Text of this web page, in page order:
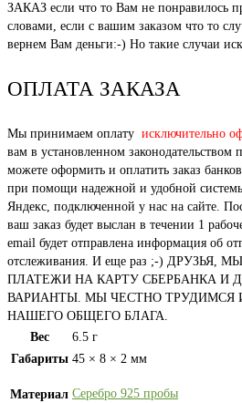
ЗАКАЗ если что то Вам не понравилось
словами, если с вашим заказом что то
вернем Вам деньги:-) Но такие случаи
ОПЛАТА ЗАКАЗА
Мы принимаем оплату исключительно
вам в установленном законодательством
можете оформить и оплатить заказ
при помощи надежной и удобной
Яндекс, подключенной у нас на сайте.
ваш заказ будет выслан в течении 1
email будет отправлена информация об
отслеживания. И еще раз ;-)
ПЛАТЕЖИ НА КАРТУ СБЕРБАНКА И
ВАРИАНТЫ. МЫ ЧЕСТНО ТРУДИМСЯ
НАШЕГО ОБЩЕГО БЛАГА.
Вес
6.5 г
Габариты 45 × 8 × 2 мм
Материал Серебро 925 пробы